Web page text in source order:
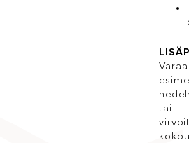
Varaa
tai